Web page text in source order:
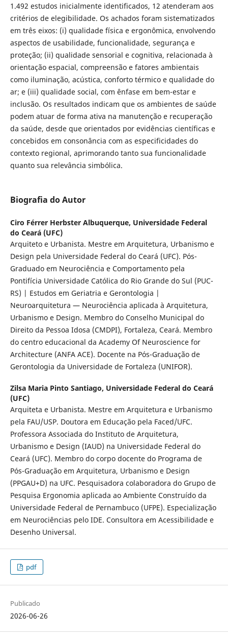
1.492 estudos inicialmente identificados, 12 atenderam aos
critérios de elegibilidade. Os achados foram sistematizados
em três eixos: (i) qualidade física e ergonômica, envolvendo
aspectos de usabilidade, funcionalidade, segurança e
proteção; (ii) qualidade sensorial e cognitiva, relacionada à
orientação espacial, compreensão e fatores ambientais
como iluminação, acústica, conforto térmico e qualidade do
ar; e (iii) qualidade social, com ênfase em bem-estar e
inclusão. Os resultados indicam que os ambientes de saúde
podem atuar de forma ativa na manutenção e recuperação
da saúde, desde que orientados por evidências científicas e
concebidos em consonância com as especificidades do
contexto regional, aprimorando tanto sua funcionalidade
quanto sua relevância simbólica.
Biografia do Autor
Ciro Férrer Herbster Albuquerque, Universidade Federal
do Ceará (UFC)
Arquiteto e Urbanista. Mestre em Arquitetura, Urbanismo e
Design pela Universidade Federal do Ceará (UFC). Pós-
Graduado em Neurociência e Comportamento pela
Pontifícia Universidade Católica do Rio Grande do Sul (PUC-
RS) | Estudos em Geriatria e Gerontologia |
Neuroarquitetura — Neurociência aplicada à Arquitetura,
Urbanismo e Design. Membro do Conselho Municipal do
Direito da Pessoa Idosa (CMDPI), Fortaleza, Ceará. Membro
do centro educacional da Academy Of Neuroscience for
Architecture (ANFA ACE). Docente na Pós-Graduação de
Gerontologia da Universidade de Fortaleza (UNIFOR).
Zilsa Maria Pinto Santiago, Universidade Federal do Ceará
(UFC)
Arquiteta e Urbanista. Mestre em Arquitetura e Urbanismo
pela FAU/USP. Doutora em Educação pela Faced/UFC.
Professora Associada do Instituto de Arquitetura,
Urbanismo e Design (IAUD) na Universidade Federal do
Ceará (UFC). Membro do corpo docente do Programa de
Pós-Graduação em Arquitetura, Urbanismo e Design
(PPGAU+D) na UFC. Pesquisadora colaboradora do Grupo de
Pesquisa Ergonomia aplicada ao Ambiente Construído da
Universidade Federal de Pernambuco (UFPE). Especialização
em Neurociências pelo IDE. Consultora em Acessibilidade e
Desenho Universal.
pdf
Publicado
2026-06-26